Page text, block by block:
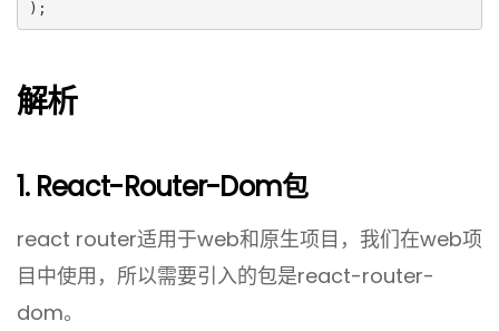
);
解析
1. React-Router-Dom包
react router适用于web和原生项目，我们在web项
目中使用，所以需要引入的包是react-router-
dom。